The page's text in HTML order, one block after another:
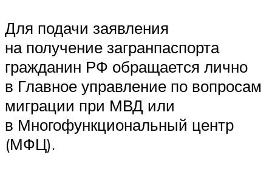
Для подачи заявления
на получение загранпаспорта
гражданин РФ обращается лично
в Главное управление по вопросам
миграции при МВД или
в Многофункциональный центр
(МФЦ).